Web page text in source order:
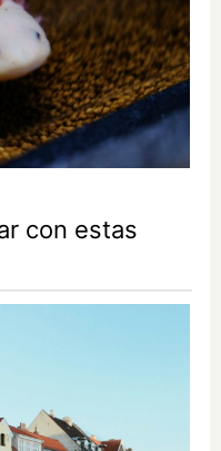
con estas